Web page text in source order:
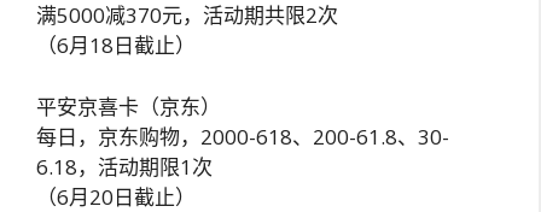
满5000减370元，活动期共限2次
（6月18日截止）
平安京喜卡（京东）
每日，京东购物，2000-618、200-61.8、30-
6.18，活动期限1次
（6月20日截止）